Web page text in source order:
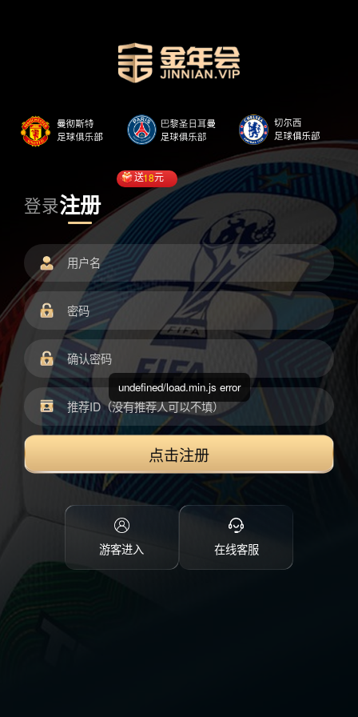
登录注册
送18元
点击注册
游客进入 在线客服
undefined/load.min.js error